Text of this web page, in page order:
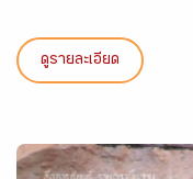
ดูรายละเอียด